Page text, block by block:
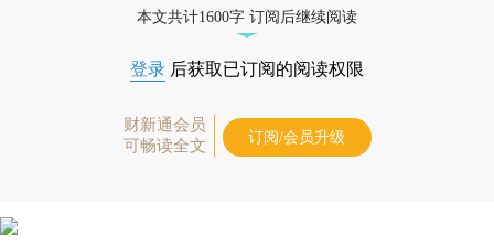
本文共计1600字 订阅后继续阅读
登录 后获取已订阅的阅读权限
财新通会员
可畅读全文
订阅/会员升级